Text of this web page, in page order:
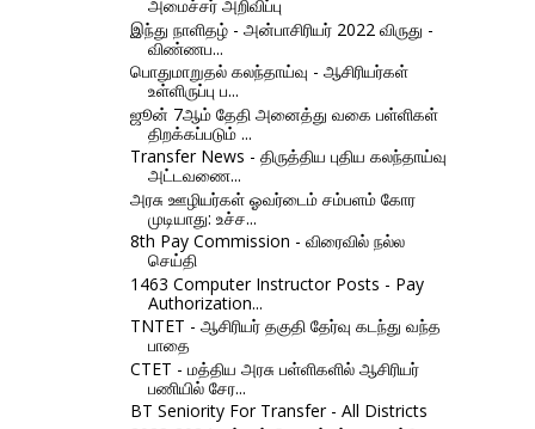
அமைச்சர் அறிவிப்பு
இந்து நாளிதழ் - அன்பாசிரியர் 2022 விருது -
விண்ணப...
பொதுமாறுதல் கலந்தாய்வு - ஆசிரியர்கள்
உள்ளிருப்பு ப...
ஜூன் 7ஆம் தேதி அனைத்து வகை பள்ளிகள்
திறக்கப்படும் ...
Transfer News - திருத்திய புதிய கலந்தாய்வு
அட்டவணை...
அரசு ஊழியர்கள் ஓவர்டைம் சம்பளம் கோர
முடியாது: உச்ச...
8th Pay Commission - விரைவில் நல்ல
செய்தி
1463 Computer Instructor Posts - Pay
Authorization...
TNTET - ஆசிரியர் தகுதி தேர்வு கடந்து வந்த
பாதை
CTET - மத்திய அரசு பள்ளிகளில் ஆசிரியர்
பணியில் சேர...
BT Seniority For Transfer - All Districts